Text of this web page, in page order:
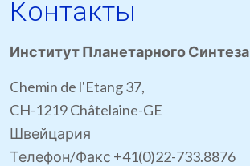
Контакты
Институт Планетарного Синтеза
Chemin de l'Etang 37,
CH-1219 Châtelaine-GE
Швейцария
Телефон/Факс +41(0)22-733.8876